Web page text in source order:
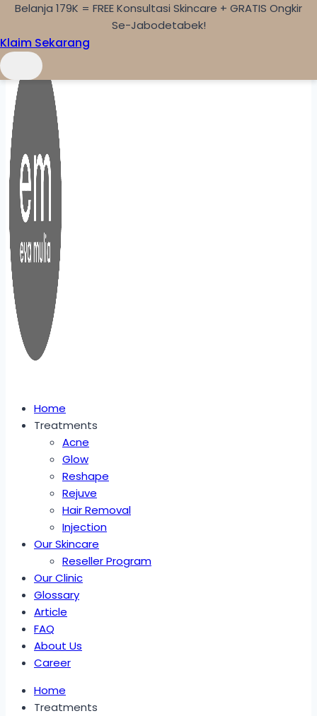
Skip to content
Home
Treatments
Acne
Glow
Reshape
Rejuve
Hair Removal
Injection
Our Skincare
Reseller Program
Our Clinic
Glossary
Article
FAQ
About Us
Career
Home
Treatments
Belanja 179K = FREE Konsultasi Skincare + GRATIS Ongkir
Se-Jabodetabek!
Klaim Sekarang